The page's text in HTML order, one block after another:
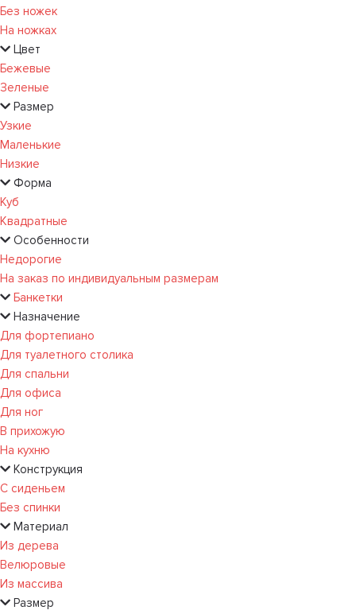
Без ножек
На ножках
Цвет
Бежевые
Зеленые
Размер
Узкие
Маленькие
Низкие
Форма
Куб
Квадратные
Особенности
Недорогие
На заказ по индивидуальным размерам
Банкетки
Назначение
Для фортепиано
Для туалетного столика
Для спальни
Для офиса
Для ног
В прихожую
На кухню
Конструкция
С сиденьем
Без спинки
Материал
Из дерева
Велюровые
Из массива
Размер